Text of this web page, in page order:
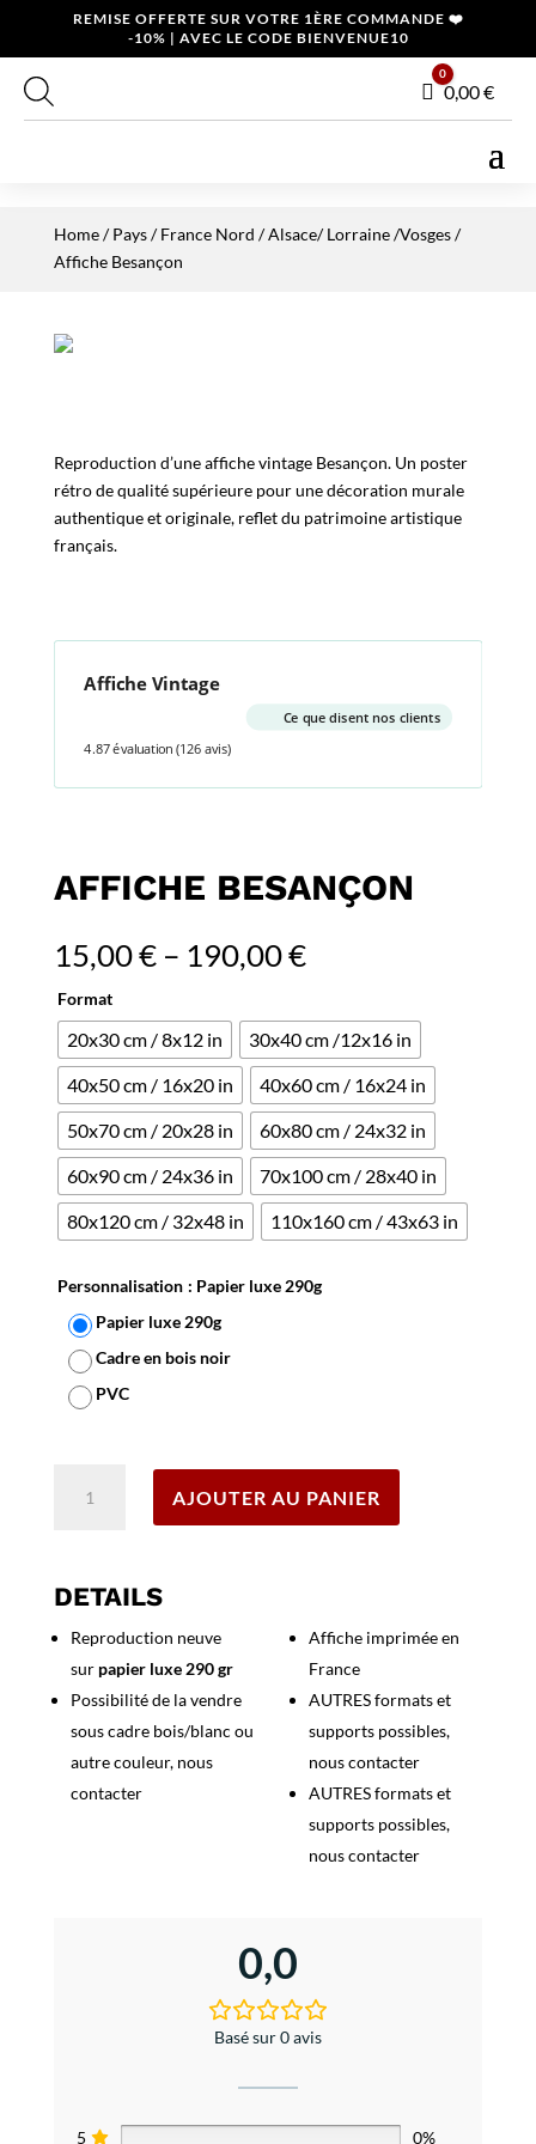
REMISE OFFERTE SUR VOTRE 1ÈRE COMMANDE ❤️
-10% | AVEC LE CODE BIENVENUE10
Panier
0
0,00€
Home/Pays/France Nord /Alsace/ Lorraine /Vosges/
Affiche Besançon
Reproduction d’une affiche vintage Besançon. Un poster
rétro de qualité supérieure pour une décoration murale
authentique et originale, reflet du patrimoine artistique
français.
Affiche Vintage
Ce que disent nos clients
4.87 évaluation (126 avis)
AFFICHE BESANÇON
15,00€– 190,00€
Format
20x30 cm / 8x12 in
30x40 cm /12x16 in
40x50 cm / 16x20 in
40x60 cm / 16x24 in
50x70 cm / 20x28 in
60x80 cm / 24x32 in
60x90 cm / 24x36 in
70x100 cm / 28x40 in
80x120 cm / 32x48 in
110x160 cm / 43x63 in
Personnalisation : Papier luxe 290g
Papier luxe 290g
Cadre en bois noir
PVC
AJOUTER AU PANIER
DETAILS
Reproduction neuve
sur papier luxe 290 gr
Possibilité de la vendre
sous cadre bois/blanc ou
autre couleur, nous
contacter
Affiche imprimée en
France
AUTRES formats et
supports possibles,
nous contacter
AUTRES formats et
supports possibles,
nous contacter
0,0
Basé sur 0 avis
5 0%